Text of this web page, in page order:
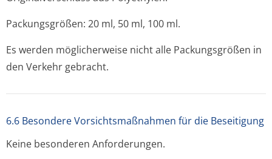
Packungsgrößen: 20 ml, 50 ml, 100 ml.
Es werden möglicherweise nicht alle Packungsgrößen in
den Verkehr gebracht.
6.6 Besondere Vorsichtsmaßnahmen für die Beseitigung
Keine besonderen Anforderungen.